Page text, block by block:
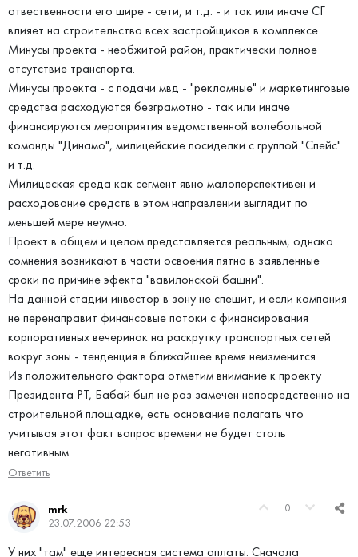
отвественности его шире - сети, и т.д. - и так или иначе СГ
влияет на строительство всех застройщиков в комплексе.
Минусы проекта - необжитой район, практически полное
отсутствие транспорта.
Минусы проекта - с подачи мвд - "рекламные" и маркетинговые
средства расходуются безграмотно - так или иначе
финансируются мероприятия ведомственной волебольной
команды "Динамо", милицейские посиделки с группой "Спейс"
и т.д.
Милицеская среда как сегмент явно малоперспективен и
расходование средств в этом направлении выглядит по
меньшей мере неумно.
Проект в общем и целом представляется реальным, однако
сомнения возникают в части освоения пятна в заявленные
сроки по причине эфекта "вавилонской башни".
На данной стадии инвестор в зону не спешит, и если компания
не перенаправит финансовые потоки с финансирования
корпоративных вечеринок на раскрутку транспортных сетей
вокруг зоны - тенденция в ближайшее время неизменится.
Из положительного фактора отметим внимание к проекту
Президента РТ, Бабай был не раз замечен непосредственно на
строительной площадке, есть основание полагать что
учитывая этот факт вопрос времени не будет столь
негативным.
Ответить
0
mrk
23.07.2006 22:53
У них "там" еще интересная система оплаты. Сначала